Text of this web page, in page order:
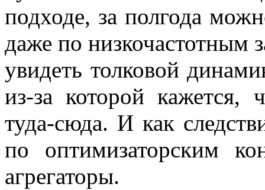
подходе, за полгода
даже по низкочастотным
увидеть толковой
из-за которой кажется,
туда-сюда. И как
по оптимизаторским
агрегаторы.